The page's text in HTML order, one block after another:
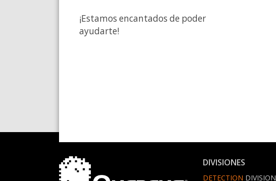
¡Estamos encantados de poder
ayudarte!
DIVISIONES
DETECTION DIVISION